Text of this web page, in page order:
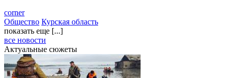
corner
Общество Курская область
показать еще [...]
все новости
Актуальные сюжеты